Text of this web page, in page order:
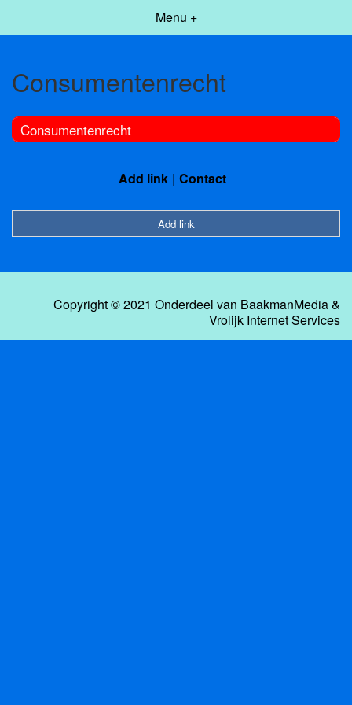
Menu +
Consumentenrecht
Consumentenrecht
Add link Contact
Add link
Copyright © 2021 Onderdeel van BaakmanMedia&
Vrolijk Internet Services